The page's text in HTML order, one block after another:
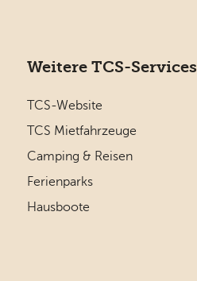
Weitere TCS-Services
TCS-Website
TCS Mietfahrzeuge
Camping & Reisen
Ferienparks
Hausboote